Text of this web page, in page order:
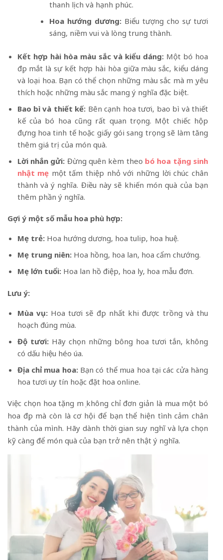
thanh lịch và hạnh phúc.
Hoa hướng dương: Biểu tượng cho sự tươi
sáng, niềm vui và lòng trung thành.
Kết hợp hài hòa màu sắc và kiểu dáng:Một bó hoa
đẹp mắt là sự kết hợp hài hòa giữa màu sắc, kiểu dáng
và loại hoa. Bạn có thể chọn những màu sắc mà mẹ yêu
thích hoặc những màu sắc mang ý nghĩa đặc biệt.
Bao bì và thiết kế: Bên cạnh hoa tươi, bao bì và thiết
kế của bó hoa cũng rất quan trọng. Một chiếc hộp
đựng hoa tinh tế hoặc giấy gói sang trọng sẽ làm tăng
thêm giá trị của món quà.
Lời nhắn gửi: Đừng quên kèm theo bó hoa tặng sinh
nhật mẹ một tấm thiệp nhỏ với những lời chúc chân
thành và ý nghĩa. Điều này sẽ khiến món quà của bạn
thêm phần ý nghĩa.
Gợi ý một số mẫu hoa phù hợp:
Mẹ trẻ:Hoa hướng dương, hoa tulip, hoa huệ.
Mẹ trung niên:Hoa hồng, hoa lan, hoa cẩm chướng.
Mẹ lớn tuổi:Hoa lan hồ điệp, hoa ly, hoa mẫu đơn.
Lưu ý:
Mùa vụ:Hoa tươi sẽ đẹp nhất khi được trồng và thu
hoạch đúng mùa.
Độ tươi:Hãy chọn những bông hoa tươi tắn, không
có dấu hiệu héo úa.
Địa chỉ mua hoa:Bạn có thể mua hoa tại các cửa hàng
hoa tươi uy tín hoặc đặt hoa online.
Việc chọn hoa tặng mẹ không chỉ đơn giản là mua một bó
hoa đẹp mà còn là cơ hội để bạn thể hiện tình cảm chân
thành của mình. Hãy dành thời gian suy nghĩ và lựa chọn
kỹ càng để món quà của bạn trở nên thật ý nghĩa.